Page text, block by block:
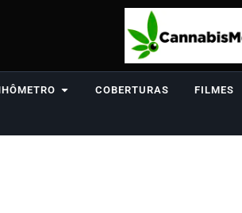
COBERTURAS FILMES